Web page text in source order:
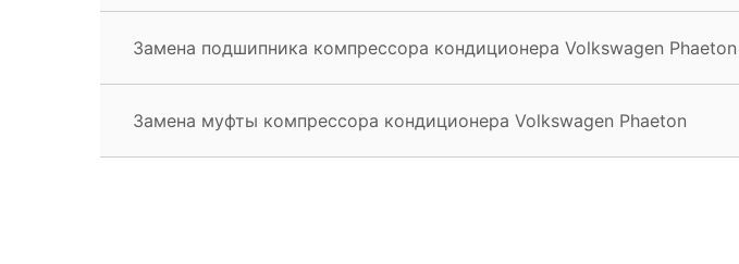
Замена подшипника компрессора кондиционера Volkswagen Phaeton
Замена муфты компрессора кондиционера Volkswagen Phaeton